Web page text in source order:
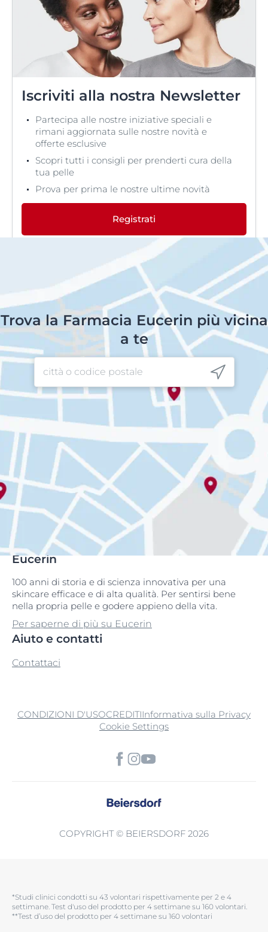
Iscriviti alla nostra Newsletter
Partecipa alle nostre iniziative speciali e
rimani aggiornata sulle nostre novità e
offerte esclusive
Scopri tutti i consigli per prenderti cura della
tua pelle
Prova per prima le nostre ultime novità
Registrati
Trova la Farmacia Eucerin più vicina
a te
Eucerin
100 anni di storia e di scienza innovativa per una
skincare efficace e di alta qualità. Per sentirsi bene
nella propria pelle e godere appieno della vita.
Per saperne di più su Eucerin
Aiuto e contatti
Contattaci
CONDIZIONI D'USOCREDITIInformativa sulla Privacy
Cookie Settings
COPYRIGHT © BEIERSDORF 2026
*Studi clinici condotti su 43 volontari rispettivamente per 2 e 4
settimane. Test d'uso del prodotto per 4 settimane su 160 volontari.​